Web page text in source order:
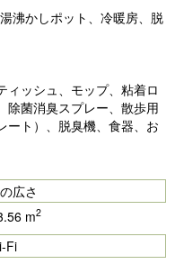
沸かしポット、冷暖房、脱
ィッシュ、モップ、粘着ロ
除菌消臭スプレー、散歩用
ート）、脱臭機、食器、お
広さ
m2
Fi